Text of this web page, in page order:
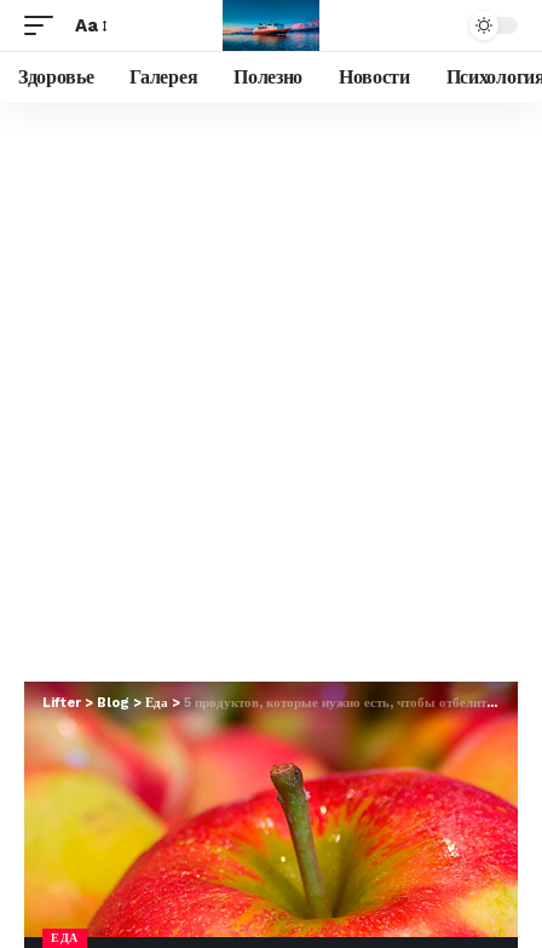
Aa
Здоровье Галерея Полезно Новости
Lifter>Blog > Еда > 5 продуктов, которые нужно есть, чтобы отбелить зубы натуральным образом
ЕДА